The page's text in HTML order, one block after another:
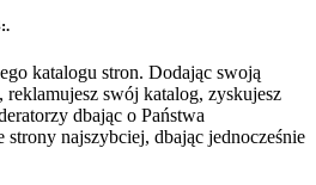
katalogu stron. Dodając swoją
reklamujesz swój katalog, zyskujesz
dbając o Państwa
strony najszybciej, dbając jednocześnie